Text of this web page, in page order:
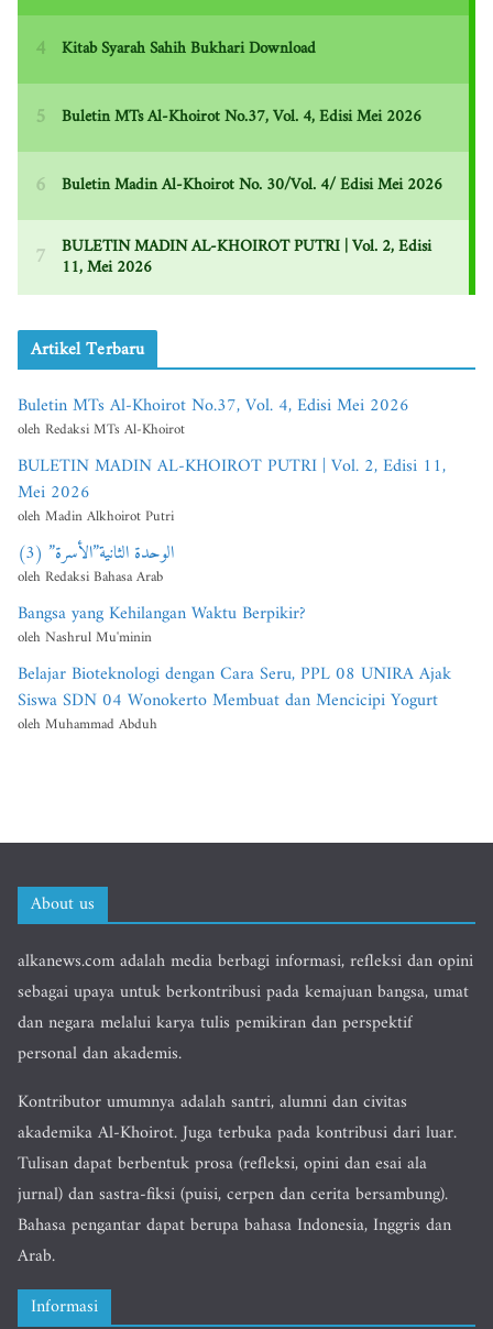
Artikel Terbaru
Buletin MTs Al-Khoirot No.37, Vol. 4, Edisi Mei 2026
oleh Redaksi MTs Al-Khoirot
BULETIN MADIN AL-KHOIROT PUTRI | Vol. 2, Edisi 11,
Mei 2026
oleh Madin Alkhoirot Putri
الوحدة الثانية”الأسرة” (3)
oleh Redaksi Bahasa Arab
Bangsa yang Kehilangan Waktu Berpikir?
oleh Nashrul Mu'minin
Belajar Bioteknologi dengan Cara Seru, PPL 08 UNIRA Ajak
Siswa SDN 04 Wonokerto Membuat dan Mencicipi Yogurt
oleh Muhammad Abduh
About us
alkanews.com adalah media berbagi informasi, refleksi dan opini
sebagai upaya untuk berkontribusi pada kemajuan bangsa, umat
dan negara melalui karya tulis pemikiran dan perspektif
personal dan akademis.
Kontributor umumnya adalah santri, alumni dan civitas
akademika Al-Khoirot. Juga terbuka pada kontribusi dari luar.
Tulisan dapat berbentuk prosa (refleksi, opini dan esai ala
jurnal) dan sastra-fiksi (puisi, cerpen dan cerita bersambung).
Bahasa pengantar dapat berupa bahasa Indonesia, Inggris dan
Arab.
Informasi